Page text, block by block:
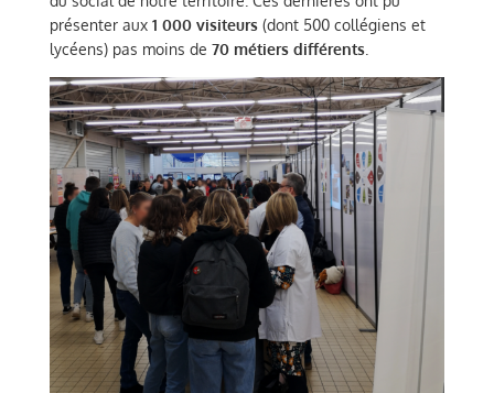
présenter aux 1 000 visiteurs(dont 500 collégiens et
lycéens) pas moins de 70 métiers différents.